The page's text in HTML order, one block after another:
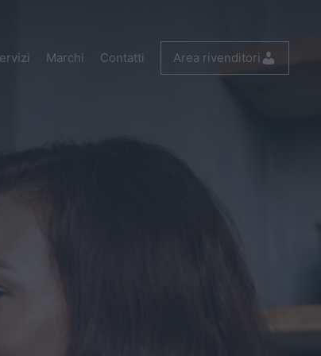
Marchi Contatti Area rivenditori